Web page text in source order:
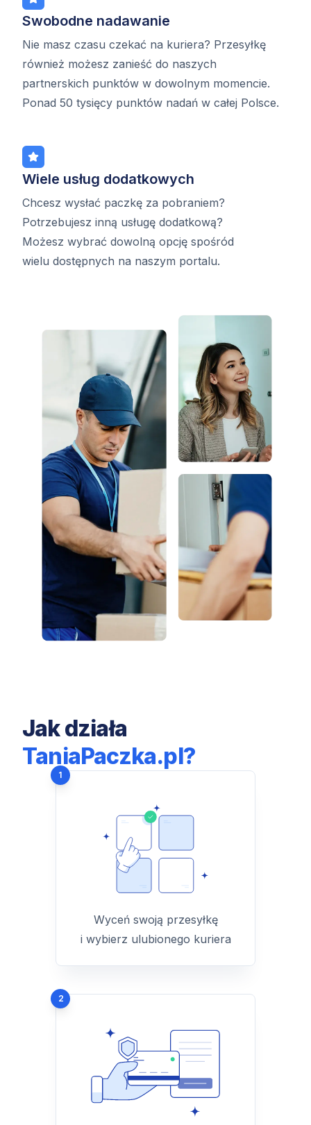
Swobodne nadawanie
Nie masz czasu czekać na kuriera? Przesyłkę
również możesz zanieść do naszych
partnerskich punktów w dowolnym momencie.
Ponad 50 tysięcy punktów nadań w całej Polsce.
Wiele usług dodatkowych
Chcesz wysłać paczkę za pobraniem?
Potrzebujesz inną usługę dodatkową?
Możesz wybrać dowolną opcję spośród
wielu dostępnych na naszym portalu.
Jak działa
TaniaPaczka.pl?
1
Wyceń swoją przesyłkę
i wybierz ulubionego kuriera
2